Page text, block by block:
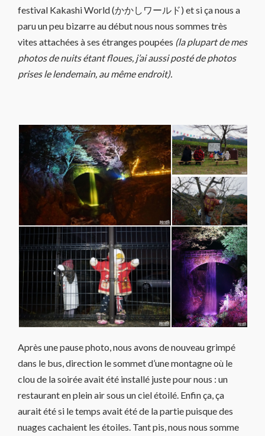
festival Kakashi World (かかしワールド) et si ça nous a
paru un peu bizarre au début nous nous sommes très
vites attachées à ses étranges poupées (la plupart de mes
photos de nuits étant floues, j’ai aussi posté de photos
prises le lendemain, au même endroit).
Après une pause photo, nous avons de nouveau grimpé
dans le bus, direction le sommet d’une montagne où le
clou de la soirée avait été installé juste pour nous : un
restaurant en plein air sous un ciel étoilé. Enfin ça, ça
aurait été si le temps avait été de la partie puisque des
nuages cachaient les étoiles. Tant pis, nous nous somme